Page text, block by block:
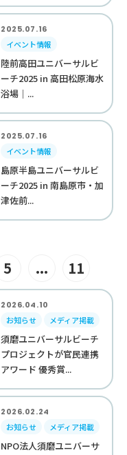
2025.07.16
イベント情報
陸前高田ユニバーサルビ
ーチ2025 in 高田松原海水
浴場｜...
2025.07.16
イベント情報
島原半島ユニバーサルビ
ーチ2025 in 南島原市・加
津佐前...
5 ... 11
2026.04.10
お知らせ
メディア掲載
須磨ユニバーサルビーチ
プロジェクトが官民連携
アワード 優秀賞...
2026.02.24
お知らせ
メディア掲載
NPO法人須磨ユニバーサ